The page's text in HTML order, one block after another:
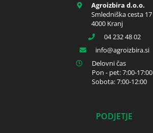
Agroizbira d.o.o.
Smledniška cesta 17
4000 Kranj
04 232 48 02
info
agroizbira.si
Delovni čas
Pon - pet: 7:00-17:00
Sobota: 7:00-12:00
PODJETJE